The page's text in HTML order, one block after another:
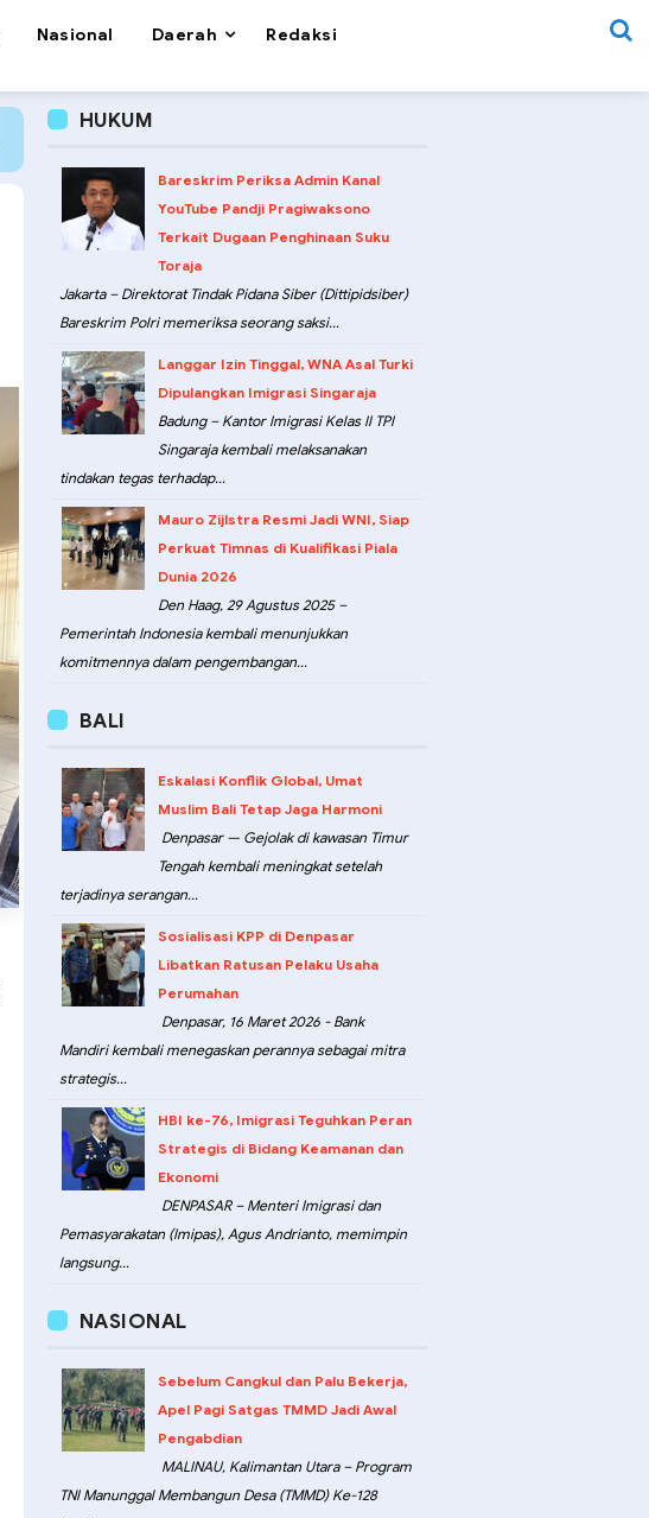
Nasional Daerah Redaksi
HUKUM
Bareskrim Periksa Admin Kanal
YouTube Pandji Pragiwaksono
Terkait Dugaan Penghinaan Suku
Toraja
Jakarta – Direktorat Tindak Pidana Siber (Dittipidsiber)
Bareskrim Polri memeriksa seorang saksi...
Langgar Izin Tinggal, WNA Asal Turki
Dipulangkan Imigrasi Singaraja
Badung – Kantor Imigrasi Kelas II TPI
Singaraja kembali melaksanakan
tindakan tegas terhadap...
Mauro Zijlstra Resmi Jadi WNI, Siap
Perkuat Timnas di Kualifikasi Piala
Dunia 2026
Den Haag, 29 Agustus 2025 –
Pemerintah Indonesia kembali menunjukkan
komitmennya dalam pengembangan...
BALI
Eskalasi Konflik Global, Umat
Muslim Bali Tetap Jaga Harmoni
Denpasar — Gejolak di kawasan Timur
Tengah kembali meningkat setelah
terjadinya serangan...
Sosialisasi KPP di Denpasar
Libatkan Ratusan Pelaku Usaha
Perumahan
Denpasar, 16 Maret 2026 - Bank
Mandiri kembali menegaskan perannya sebagai mitra
strategis...
HBI ke-76, Imigrasi Teguhkan Peran
Strategis di Bidang Keamanan dan
Ekonomi
DENPASAR – Menteri Imigrasi dan
Pemasyarakatan (Imipas), Agus Andrianto, memimpin
langsung...
NASIONAL
Sebelum Cangkul dan Palu Bekerja,
Apel Pagi Satgas TMMD Jadi Awal
Pengabdian
MALINAU, Kalimantan Utara – Program
TNI Manunggal Membangun Desa (TMMD) Ke-128